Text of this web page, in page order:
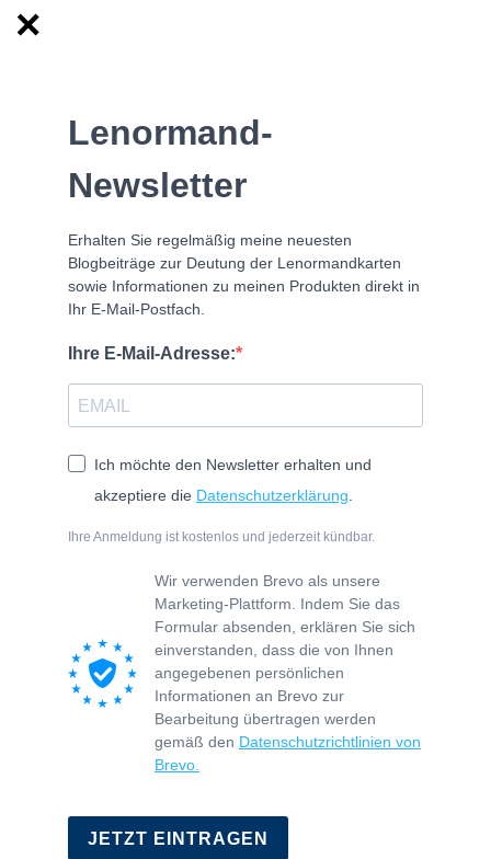
Anmeldung zum Newsletter
Besuche meine Facebook Lerngruppe
IMPRESSUM-DATENSCHUTZ
Lenormand-
Newsletter
Erhalten Sie regelmäßig meine neuesten
Blogbeiträge zur Deutung der Lenormandkarten
sowie Informationen zu meinen Produkten direkt in
Ihr E-Mail-Postfach.
Ihre E-Mail-Adresse:
Ich möchte den Newsletter erhalten und
akzeptiere die Datenschutzerklärung
Ihre Anmeldung ist kostenlos und jederzeit kündbar.
Wir verwenden Brevo als unsere
Marketing-Plattform. Indem Sie das
Formular absenden, erklären Sie sich
einverstanden, dass die von Ihnen
angegebenen persönlichen
Informationen an Brevo zur
Bearbeitung übertragen werden
gemäß den Datenschutzrichtlinien von
Brevo.
JETZT EINTRAGEN